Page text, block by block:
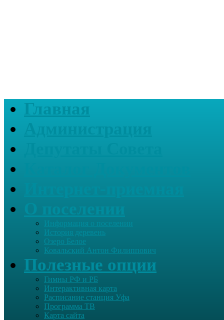
Главная
Информация о поселении
История деревень
Озеро Белое
Ковальский Антон Филиппович
Полезные опции
Гимны РФ и РБ
Интерактивная карта
Расписание станция Уфа
Программа ТВ
Карта сайта